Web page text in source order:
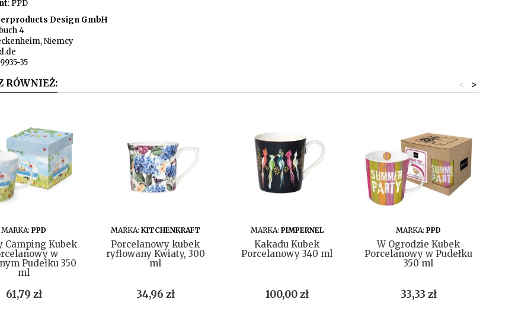
: PPD
Design GmbH
4
Niemcy
35
RÓWNIEŻ: >
<
DO KOSZYKA
MARKA: PPD
Camping Kubek
w
Pudełku 350
ml
Cena
61,79 zł
DO KOSZYKA
MARKA: KITCHENKRAFT
Porcelanowy kubek
ryflowany Kwiaty, 300
ml
Cena
34,96 zł
DO KOSZYKA
MARKA: PIMPERNEL
Kakadu Kubek
Porcelanowy 340 ml
Cena
100,00 zł
DO KOSZYKA
MARKA: PPD
W Ogrodzie Kubek
Porcelanowy w Pudełku
350 ml
Cena
33,33 zł